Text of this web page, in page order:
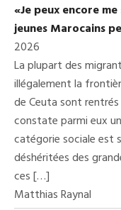
«Je peux encore
jeunes Marocains
2026
La plupart des
illégalement la
de Ceuta sont
constate parmi eux
catégorie sociale est
déshéritées des
ces […]
Matthias Raynal